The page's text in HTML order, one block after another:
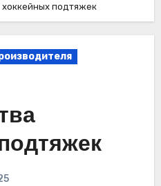
подтяжек